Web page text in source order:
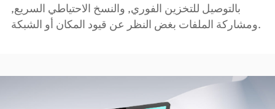
بالتوصيل للتخزين الفوري, والنسخ الاحتياطي السريع,
ومشاركة الملفات بغض النظر عن قيود المكان أو الشبكة.